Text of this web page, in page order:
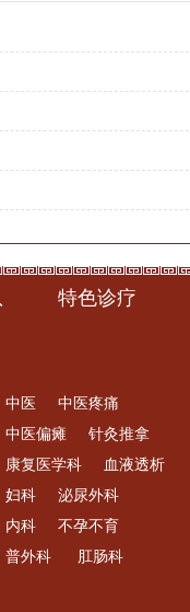
特色诊疗
中医
中医疼痛
中医偏瘫
针灸推拿
康复医学科
血液透析
妇科
泌尿外科
内科
不孕不育
普外科
肛肠科